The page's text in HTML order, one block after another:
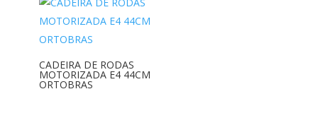
CADEIRA DE RODAS
MOTORIZADA E4 44CM
ORTOBRAS